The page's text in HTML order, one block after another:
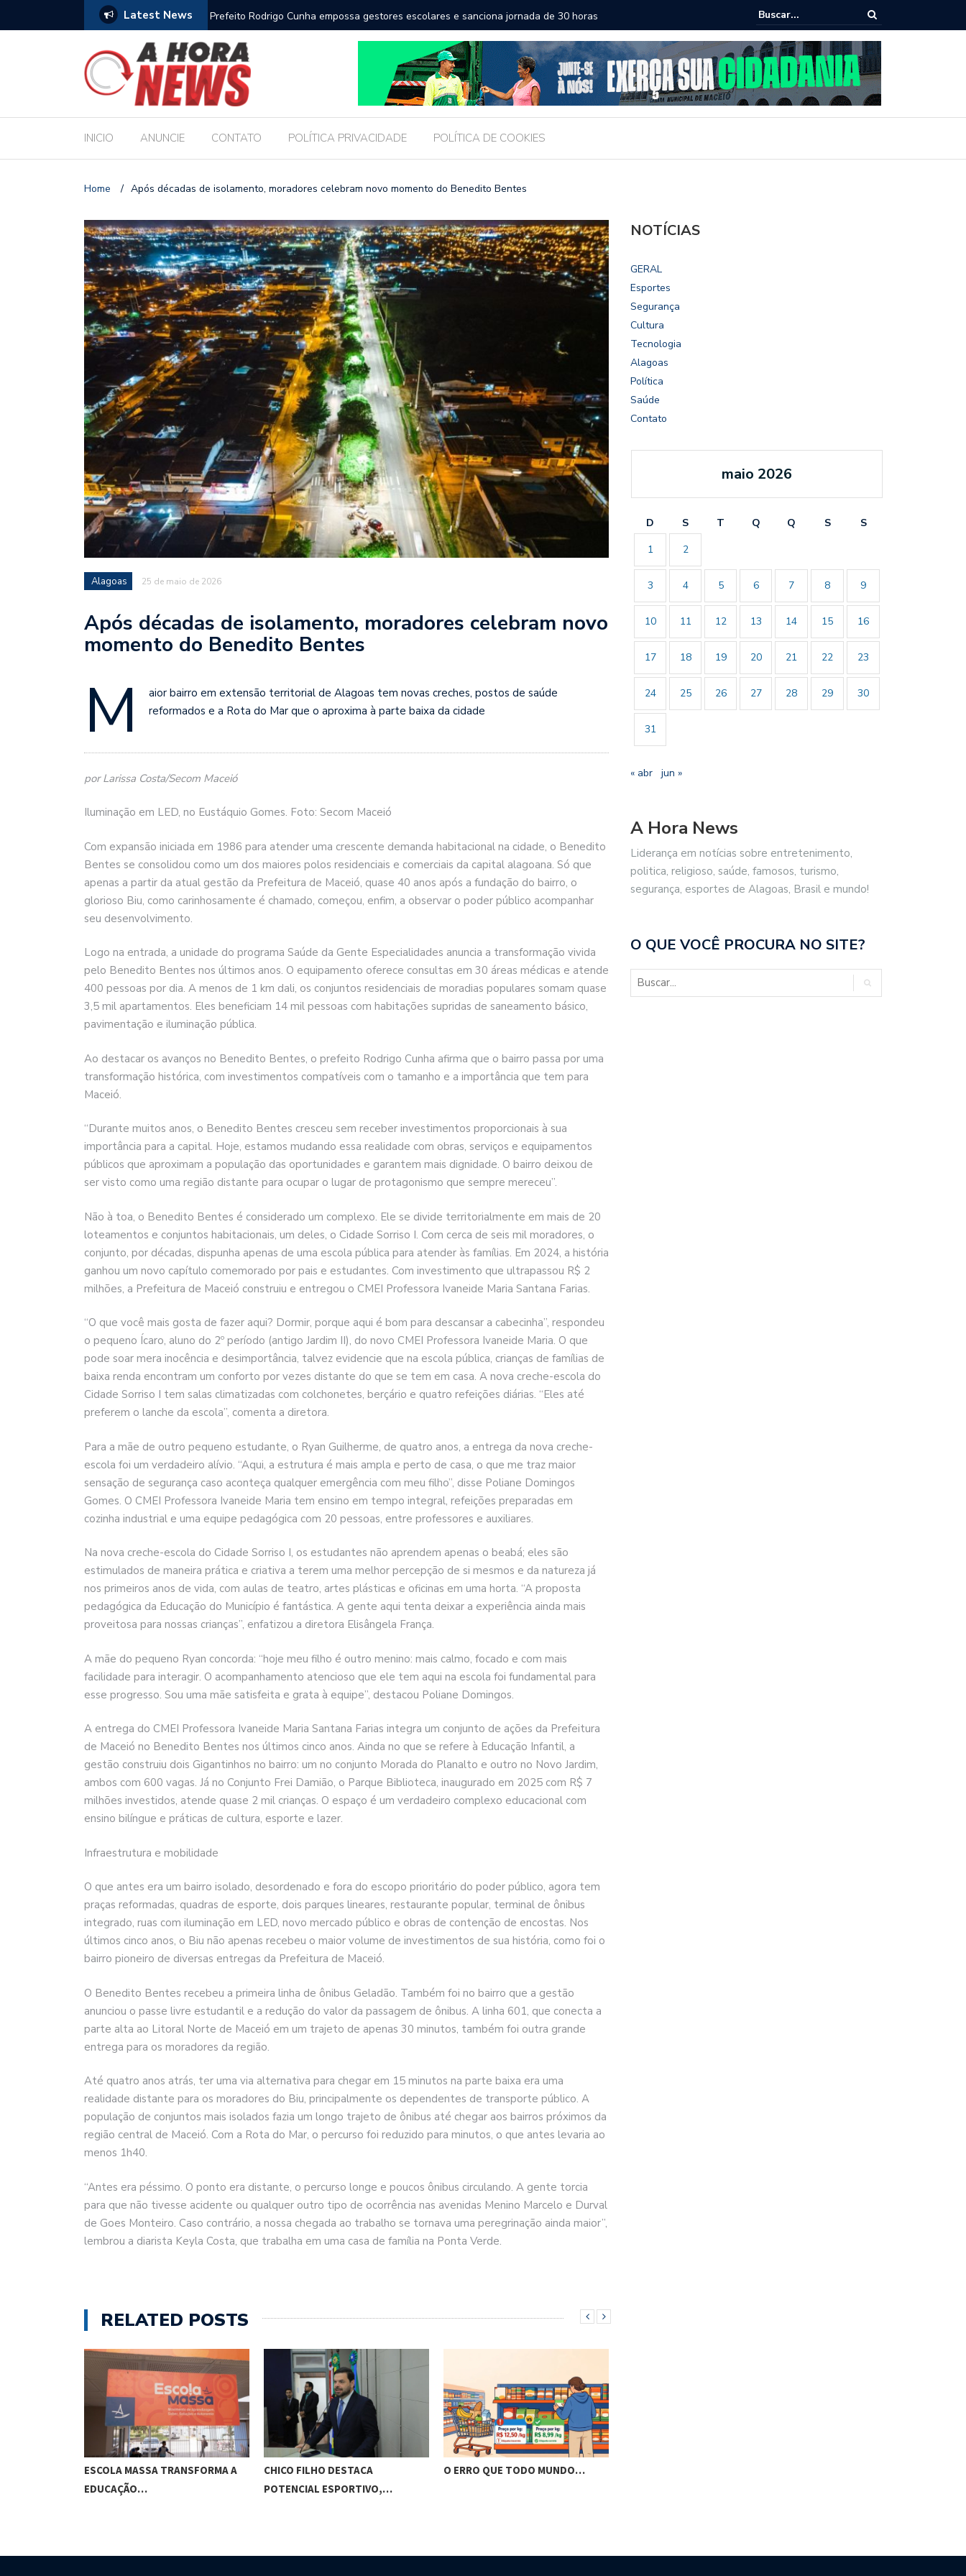
Latest News
escolares e sanciona jornada de 30 horas
Escola Massa transforma a educação e amplia horizontes para estudantes da rede
pública de Maceió
Chico Filho destaca potencial esportivo, turístico e econômico da Maratona
Internacional de Maceió
INICIO ANUNCIE CONTATO POLÍTICA PRIVACIDADE POLÍTICA DE COOKIES
Home / Após décadas de isolamento, moradores celebram novo momento do Benedito Bentes
Alagoas 25 de maio de 2026
Após décadas de isolamento, moradores celebram novo
momento do Benedito Bentes
M
aior bairro em extensão territorial de Alagoas tem novas creches, postos de saúde
reformados e a Rota do Mar que o aproxima à parte baixa da cidade
por Larissa Costa/Secom Maceió
Iluminação em LED, no Eustáquio Gomes. Foto: Secom Maceió
Com expansão iniciada em 1986 para atender uma crescente demanda habitacional na cidade, o Benedito
Bentes se consolidou como um dos maiores polos residenciais e comerciais da capital alagoana. Só que
apenas a partir da atual gestão da Prefeitura de Maceió, quase 40 anos após a fundação do bairro, o
glorioso Biu, como carinhosamente é chamado, começou, enfim, a observar o poder público acompanhar
seu desenvolvimento.
Logo na entrada, a unidade do programa Saúde da Gente Especialidades anuncia a transformação vivida
pelo Benedito Bentes nos últimos anos. O equipamento oferece consultas em 30 áreas médicas e atende
400 pessoas por dia. A menos de 1 km dali, os conjuntos residenciais de moradias populares somam quase
3,5 mil apartamentos. Eles beneficiam 14 mil pessoas com habitações supridas de saneamento básico,
pavimentação e iluminação pública.
Ao destacar os avanços no Benedito Bentes, o prefeito Rodrigo Cunha afirma que o bairro passa por uma
transformação histórica, com investimentos compatíveis com o tamanho e a importância que tem para
Maceió.
“Durante muitos anos, o Benedito Bentes cresceu sem receber investimentos proporcionais à sua
importância para a capital. Hoje, estamos mudando essa realidade com obras, serviços e equipamentos
públicos que aproximam a população das oportunidades e garantem mais dignidade. O bairro deixou de
ser visto como uma região distante para ocupar o lugar de protagonismo que sempre mereceu”.
Não à toa, o Benedito Bentes é considerado um complexo. Ele se divide territorialmente em mais de 20
loteamentos e conjuntos habitacionais, um deles, o Cidade Sorriso I. Com cerca de seis mil moradores, o
conjunto, por décadas, dispunha apenas de uma escola pública para atender às famílias. Em 2024, a história
ganhou um novo capítulo comemorado por pais e estudantes. Com investimento que ultrapassou R$ 2
milhões, a Prefeitura de Maceió construiu e entregou o CMEI Professora Ivaneide Maria Santana Farias.
“O que você mais gosta de fazer aqui? Dormir, porque aqui é bom para descansar a cabecinha”, respondeu
o pequeno Ícaro, aluno do 2º período (antigo Jardim II), do novo CMEI Professora Ivaneide Maria. O que
pode soar mera inocência e desimportância, talvez evidencie que na escola pública, crianças de famílias de
baixa renda encontram um conforto por vezes distante do que se tem em casa. A nova creche-escola do
Cidade Sorriso I tem salas climatizadas com colchonetes, berçário e quatro refeições diárias. “Eles até
preferem o lanche da escola”, comenta a diretora.
Para a mãe de outro pequeno estudante, o Ryan Guilherme, de quatro anos, a entrega da nova creche-
escola foi um verdadeiro alívio. “Aqui, a estrutura é mais ampla e perto de casa, o que me traz maior
sensação de segurança caso aconteça qualquer emergência com meu filho”, disse Poliane Domingos
Gomes. O CMEI Professora Ivaneide Maria tem ensino em tempo integral, refeições preparadas em
cozinha industrial e uma equipe pedagógica com 20 pessoas, entre professores e auxiliares.
Na nova creche-escola do Cidade Sorriso I, os estudantes não aprendem apenas o beabá; eles são
estimulados de maneira prática e criativa a terem uma melhor percepção de si mesmos e da natureza já
nos primeiros anos de vida, com aulas de teatro, artes plásticas e oficinas em uma horta. “A proposta
pedagógica da Educação do Município é fantástica. A gente aqui tenta deixar a experiência ainda mais
proveitosa para nossas crianças”, enfatizou a diretora Elisângela França.
A mãe do pequeno Ryan concorda: “hoje meu filho é outro menino: mais calmo, focado e com mais
facilidade para interagir. O acompanhamento atencioso que ele tem aqui na escola foi fundamental para
esse progresso. Sou uma mãe satisfeita e grata à equipe”, destacou Poliane Domingos.
A entrega do CMEI Professora Ivaneide Maria Santana Farias integra um conjunto de ações da Prefeitura
de Maceió no Benedito Bentes nos últimos cinco anos. Ainda no que se refere à Educação Infantil, a
gestão construiu dois Gigantinhos no bairro: um no conjunto Morada do Planalto e outro no Novo Jardim,
ambos com 600 vagas. Já no Conjunto Frei Damião, o Parque Biblioteca, inaugurado em 2025 com R$ 7
milhões investidos, atende quase 2 mil crianças. O espaço é um verdadeiro complexo educacional com
ensino bilíngue e práticas de cultura, esporte e lazer.
Infraestrutura e mobilidade
O que antes era um bairro isolado, desordenado e fora do escopo prioritário do poder público, agora tem
praças reformadas, quadras de esporte, dois parques lineares, restaurante popular, terminal de ônibus
integrado, ruas com iluminação em LED, novo mercado público e obras de contenção de encostas. Nos
últimos cinco anos, o Biu não apenas recebeu o maior volume de investimentos de sua história, como foi o
bairro pioneiro de diversas entregas da Prefeitura de Maceió.
O Benedito Bentes recebeu a primeira linha de ônibus Geladão. Também foi no bairro que a gestão
anunciou o passe livre estudantil e a redução do valor da passagem de ônibus. A linha 601, que conecta a
parte alta ao Litoral Norte de Maceió em um trajeto de apenas 30 minutos, também foi outra grande
entrega para os moradores da região.
Até quatro anos atrás, ter uma via alternativa para chegar em 15 minutos na parte baixa era uma
realidade distante para os moradores do Biu, principalmente os dependentes de transporte público. A
população de conjuntos mais isolados fazia um longo trajeto de ônibus até chegar aos bairros próximos da
região central de Maceió. Com a Rota do Mar, o percurso foi reduzido para minutos, o que antes levaria ao
menos 1h40.
“Antes era péssimo. O ponto era distante, o percurso longe e poucos ônibus circulando. A gente torcia
para que não tivesse acidente ou qualquer outro tipo de ocorrência nas avenidas Menino Marcelo e Durval
de Goes Monteiro. Caso contrário, a nossa chegada ao trabalho se tornava uma peregrinação ainda maior”,
lembrou a diarista Keyla Costa, que trabalha em uma casa de família na Ponta Verde.
RELATED POSTS
ESCOLA MASSA TRANSFORMA A
EDUCAÇÃO…
CHICO FILHO DESTACA
POTENCIAL ESPORTIVO,…
O ERRO QUE TODO MUNDO…
NOTÍCIAS
GERAL
Esportes
Segurança
Cultura
Tecnologia
Alagoas
Política
Saúde
Contato
maio 2026
D S T Q Q S
S
1
2
3 4 5 6 7 8 9
10 11 12 13 14 15 16
17 18 19 20 21 22 23
24 25 26 27 28 29 30
31
« abr jun »
A Hora News
Liderança em notícias sobre entretenimento,
politica, religioso, saúde, famosos, turismo,
segurança, esportes de Alagoas, Brasil e mundo!
O QUE VOCÊ PROCURA NO SITE?